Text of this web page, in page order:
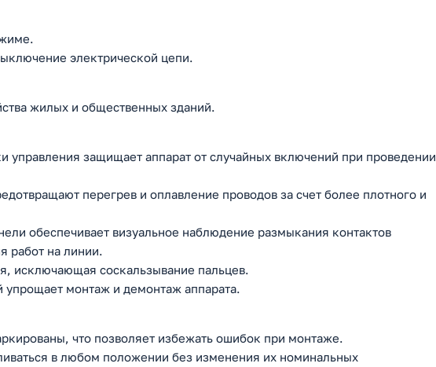
электрической цепи.
жилых и общественных зданий.
управления защищает аппарат от случайных включений при проведении
перегрев и оплавление проводов за счет более плотного и
обеспечивает визуальное наблюдение размыкания контактов
работ на линии.
исключающая соскальзывание пальцев.
монтаж и демонтаж аппарата.
что позволяет избежать ошибок при монтаже.
в любом положении без изменения их номинальных